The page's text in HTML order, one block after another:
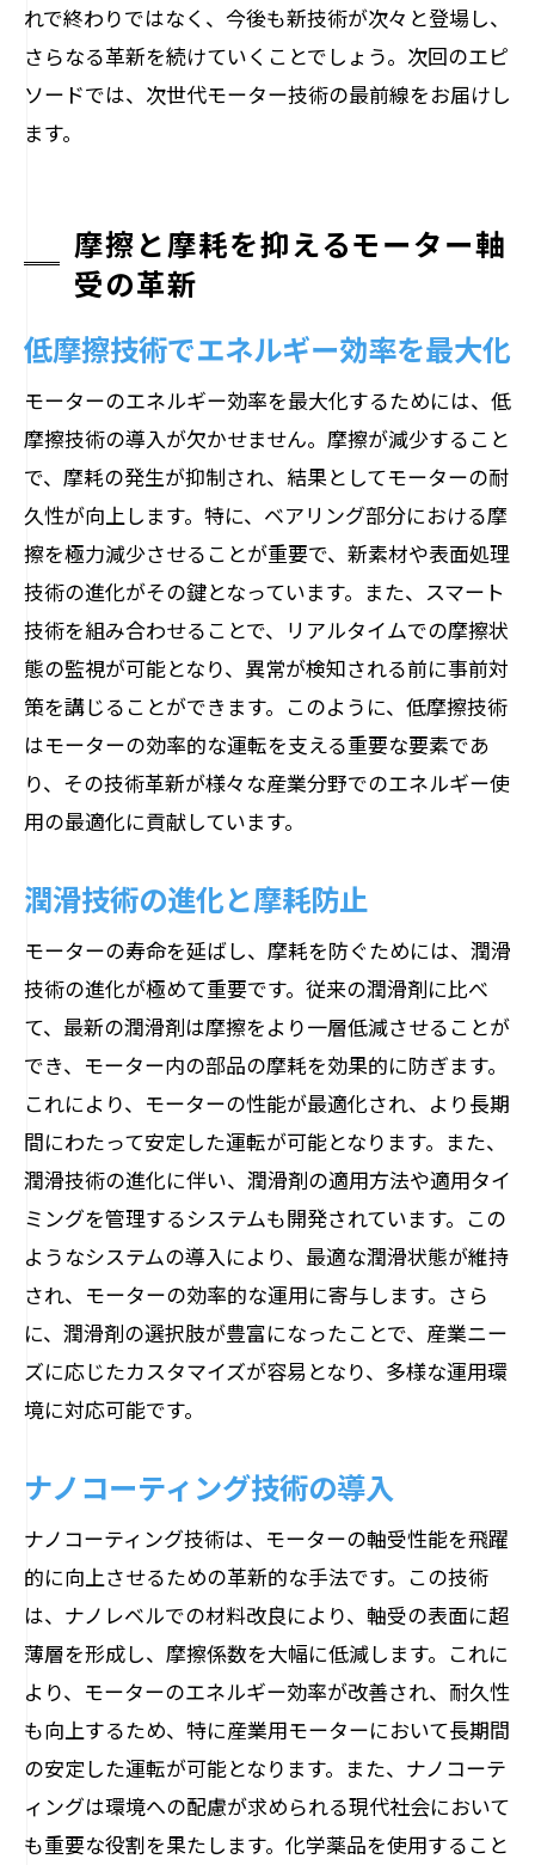
れで終わりではなく、今後も新技術が次々と登場し、
さらなる革新を続けていくことでしょう。次回のエピ
ソードでは、次世代モーター技術の最前線をお届けし
ます。
摩擦と摩耗を抑えるモーター軸
受の革新
低摩擦技術でエネルギー効率を最大化
モーターのエネルギー効率を最大化するためには、低
摩擦技術の導入が欠かせません。摩擦が減少すること
で、摩耗の発生が抑制され、結果としてモーターの耐
久性が向上します。特に、ベアリング部分における摩
擦を極力減少させることが重要で、新素材や表面処理
技術の進化がその鍵となっています。また、スマート
技術を組み合わせることで、リアルタイムでの摩擦状
態の監視が可能となり、異常が検知される前に事前対
策を講じることができます。このように、低摩擦技術
はモーターの効率的な運転を支える重要な要素であ
り、その技術革新が様々な産業分野でのエネルギー使
用の最適化に貢献しています。
潤滑技術の進化と摩耗防止
モーターの寿命を延ばし、摩耗を防ぐためには、潤滑
技術の進化が極めて重要です。従来の潤滑剤に比べ
て、最新の潤滑剤は摩擦をより一層低減させることが
でき、モーター内の部品の摩耗を効果的に防ぎます。
これにより、モーターの性能が最適化され、より長期
間にわたって安定した運転が可能となります。また、
潤滑技術の進化に伴い、潤滑剤の適用方法や適用タイ
ミングを管理するシステムも開発されています。この
ようなシステムの導入により、最適な潤滑状態が維持
され、モーターの効率的な運用に寄与します。さら
に、潤滑剤の選択肢が豊富になったことで、産業ニー
ズに応じたカスタマイズが容易となり、多様な運用環
境に対応可能です。
ナノコーティング技術の導入
ナノコーティング技術は、モーターの軸受性能を飛躍
的に向上させるための革新的な手法です。この技術
は、ナノレベルでの材料改良により、軸受の表面に超
薄層を形成し、摩擦係数を大幅に低減します。これに
より、モーターのエネルギー効率が改善され、耐久性
も向上するため、特に産業用モーターにおいて長期間
の安定した運転が可能となります。また、ナノコーテ
ィングは環境への配慮が求められる現代社会において
も重要な役割を果たします。化学薬品を使用すること